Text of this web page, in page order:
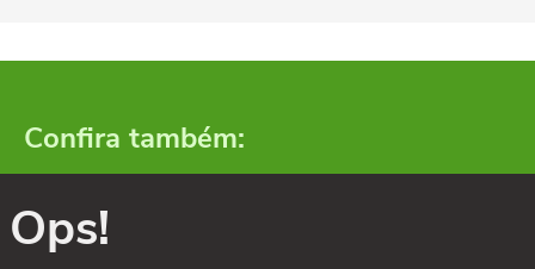
Confira também:
Ops!